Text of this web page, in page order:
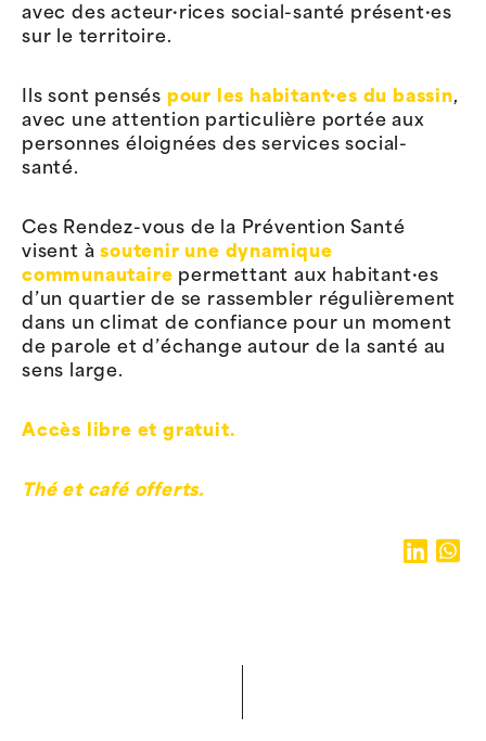
avec des acteur·rices social-santé présent·es
sur le territoire.
Ils sont pensés pour les habitant·es du bassin,
avec une attention particulière portée aux
personnes éloignées des services social-
santé.
Ces Rendez-vous de la Prévention Santé
visent àsoutenir une dynamique
communautaire permettant aux habitant·es
d’un quartier de se rassembler régulièrement
dans un climat de confiance pour un moment
de parole et d’échange autour de la santé au
sens large.
Accès libre et gratuit.
Thé et café offerts.